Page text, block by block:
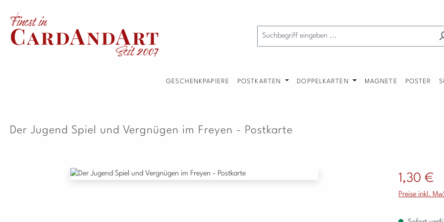
Hauptinhalt springen
Zur Suche springen
Zur Hauptnavigation springen
GESCHENKPAPIERE POSTKARTEN DOPPELKARTEN MAGNETE POSTER
Der Jugend Spiel und Vergnügen im Freyen - Postkarte
Bildergalerie überspringen Regulärer Preis:
1,30 €
Preise inkl.